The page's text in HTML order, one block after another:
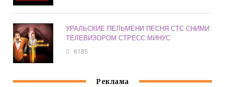
УРАЛЬСКИЕ ПЕЛЬМЕНИ ПЕСНЯ СТС СНИМИ
ТЕЛЕВИЗОРОМ СТРЕСС МИНУС
6185
Реклама